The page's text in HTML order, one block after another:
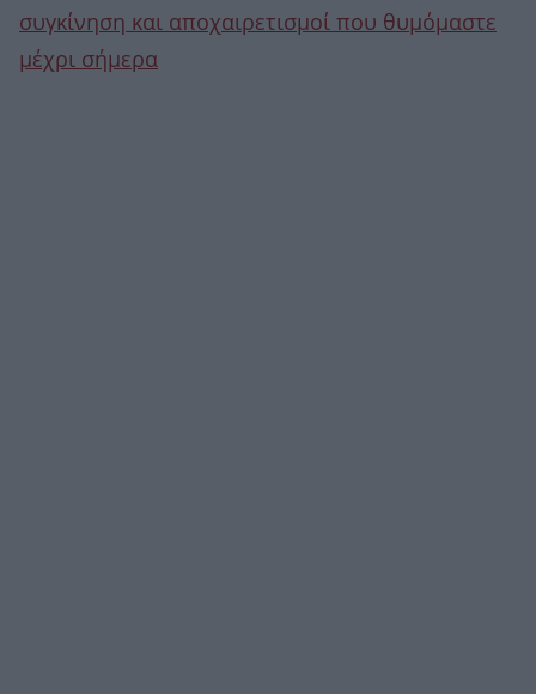
συγκίνηση και αποχαιρετισμοί που θυμόμαστε
μέχρι σήμερα